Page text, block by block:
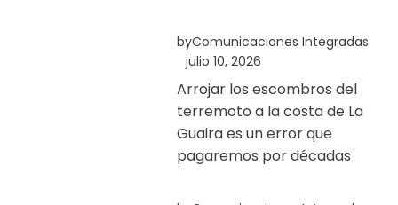
byComunicaciones Integradas
julio 10, 2026
Arrojar los escombros del
terremoto a la costa de La
Guaira es un error que
pagaremos por décadas